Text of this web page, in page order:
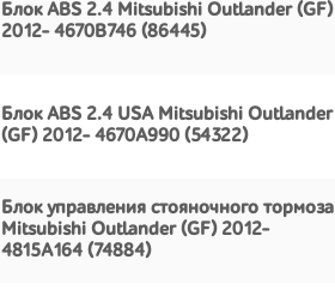
Блок ABS 2.4 Mitsubishi Outlander (GF)
2012- 4670B746 (86445)
Блок ABS 2.4 USA Mitsubishi Outlander
(GF) 2012- 4670A990 (54322)
Блок управления стояночного тормоза
Mitsubishi Outlander (GF) 2012-
4815A164 (74884)